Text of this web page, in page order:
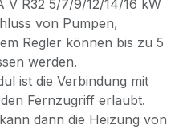
V R32 5/7/9/12/14/16 kW
von Pumpen,
Regler können bis zu 5
werden.
ist die Verbindung mit
Fernzugriff erlaubt.
dann die Heizung von